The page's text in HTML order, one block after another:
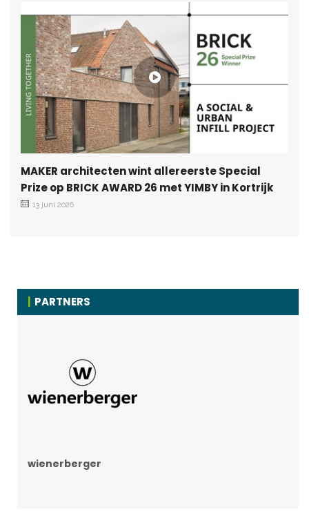
MAKER architecten wint allereerste Special
Prize op BRICK AWARD 26 met YIMBY in Kortrijk
13 juni 2026
PARTNERS
wienerberger